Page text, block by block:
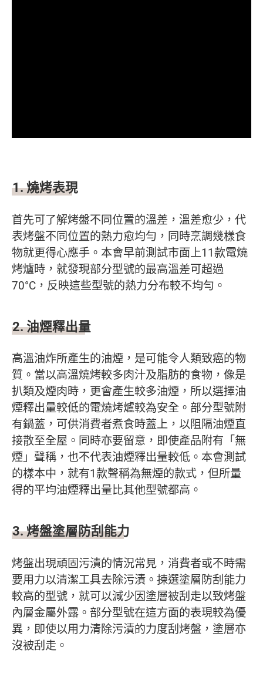
1.燒烤表現
首先可了解烤盤不同位置的溫差，溫差愈少，代
表烤盤不同位置的熱力愈均勻，同時烹調幾樣食
物就更得心應手。本會早前測試市面上11款電燒
烤爐時，就發現部分型號的最高溫差可超過
70°C，反映這些型號的熱力分布較不均勻。
2.油煙釋出量
高溫油炸所產生的油煙，是可能令人類致癌的物
質。當以高溫燒烤較多肉汁及脂肪的食物，像是
扒類及煙肉時，更會產生較多油煙，所以選擇油
煙釋出量較低的電燒烤爐較為安全。部分型號附
有鍋蓋，可供消費者煮食時蓋上，以阻隔油煙直
接散至全屋。同時亦要留意，即使產品附有「無
煙」聲稱，也不代表油煙釋出量較低。本會測試
的樣本中，就有1款聲稱為無煙的款式，但所量
得的平均油煙釋出量比其他型號都高。
3.烤盤塗層防刮能力
烤盤出現頑固污漬的情況常見，消費者或不時需
要用力以清潔工具去除污漬。揀選塗層防刮能力
較高的型號，就可以減少因塗層被刮走以致烤盤
內層金屬外露。部分型號在這方面的表現較為優
異，即使以用力清除污漬的力度刮烤盤，塗層亦
沒被刮走。